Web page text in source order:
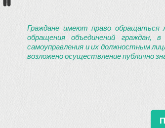
Граждане имеют право обращаться
обращения объединений граждан,
самоуправления и их должностным
возложено осуществление публично